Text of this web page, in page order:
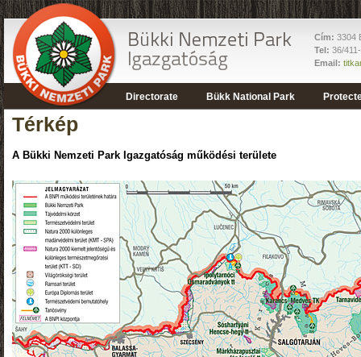
Cím: 3304
Tel: 36/
Email:
Directorate Bükk National Park
Térkép
A Bükki Nemzeti Park Igazgatóság működési területe